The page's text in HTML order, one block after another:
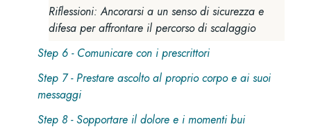
Riflessioni: Ancorarsi a un senso di sicurezza e
difesa per affrontare il percorso di scalaggio
Step 6 - Comunicare con i prescrittori
Step 7 - Prestare ascolto al proprio corpo e ai suoi
messaggi
Step 8 - Sopportare il dolore e i momenti bui